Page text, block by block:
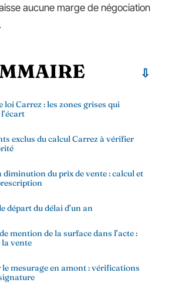
aucune marge de négociation
loi Carrez : les zones grises qui
exclus du calcul Carrez à vérifier
diminution du prix de vente : calcul et
départ du délai d’un an
mention de la surface dans l’acte :
vente
le mesurage en amont : vérifications